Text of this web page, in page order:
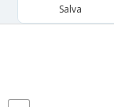
Salva